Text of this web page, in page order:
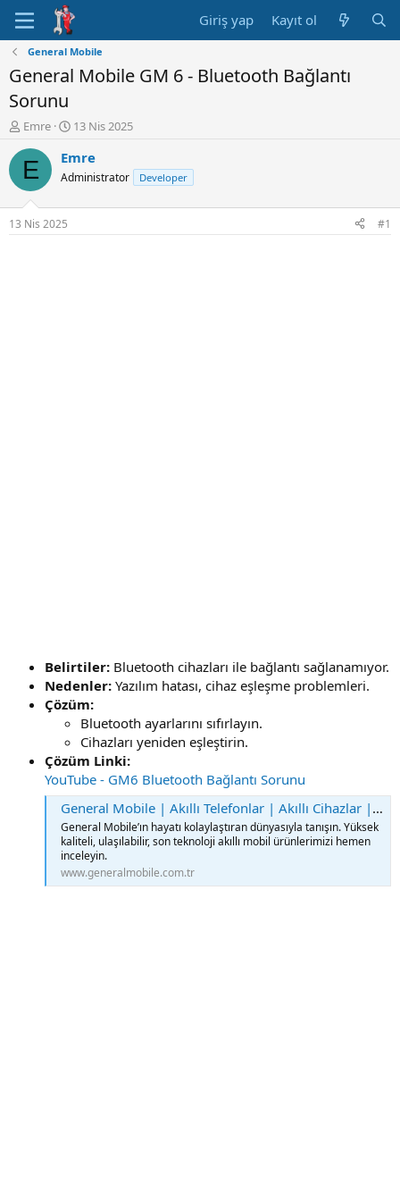
Giriş yap Kayıt ol
General Mobile
General Mobile GM 6 - Bluetooth Bağlantı
Sorunu
K
n
u
y
u
B
a
Emre
B
ş
l
n
ı
13 Nis 2025
E Emre
Administrator Developer
13 Nis 2025 #1
Belirtiler: Bluetooth cihazları ile bağlantı sağlanamıyor.
Nedenler: Yazılım hatası, cihaz eşleşme problemleri.
Çözüm:
Bluetooth ayarlarını sıfırlayın.
Cihazları yeniden eşleştirin.
Çözüm Linki:
YouTube - GM6 Bluetooth Bağlantı Sorunu
General Mobile | Akıllı Telefonlar | Akıllı Cihazlar | Genişbant Çözümleri
General Mobile’ın hayatı kolaylaştıran dünyasıyla tanışın. Yüksek
kaliteli, ulaşılabilir, son teknoloji akıllı mobil ürünlerimizi hemen
inceleyin.
www.generalmobile.com.tr